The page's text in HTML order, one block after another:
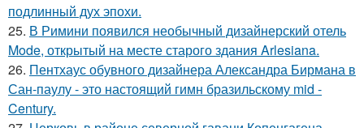
подлинный дух эпохи.
25. В Римини появился необычный дизайнерский отель
Mode, открытый на месте старого здания Arlesiana.
26. Пентхаус обувного дизайнера Александра Бирмана в
Сан-паулу - это настоящий гимн бразильскому mid -
Century.